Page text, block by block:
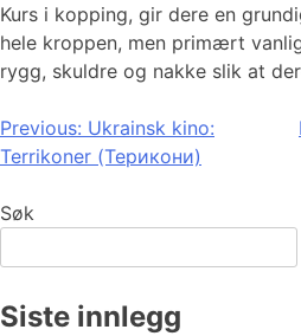
Kurs i kopping, gir dere en
hele kroppen, men primært
rygg, skuldre og nakke slik at
Innleggsnavigasjon
Previous: Ukrainsk kino:
Terrikoner (Терикони)
Søk
Siste innlegg